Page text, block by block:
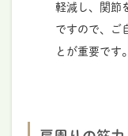
軽減し、関節
ですので、ご
とが重要です。